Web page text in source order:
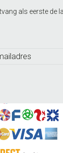
als eerste de